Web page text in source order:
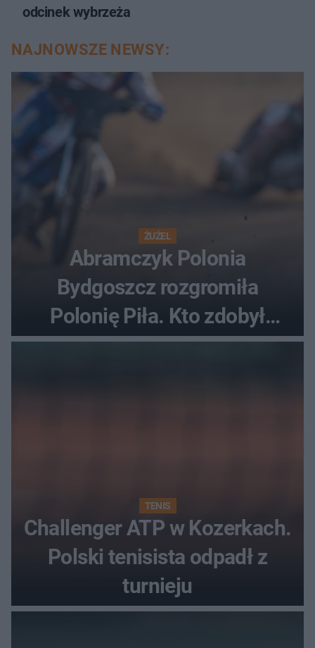
odcinek wybrzeża
NAJNOWSZE NEWSY:
ŻUŻEL
Abramczyk Polonia
Bydgoszcz rozgromiła
Polonię Piła. Kto zdobył
najwięcej punktów?
TENIS
Challenger ATP w Kozerkach.
Polski tenisista odpadł z
turnieju